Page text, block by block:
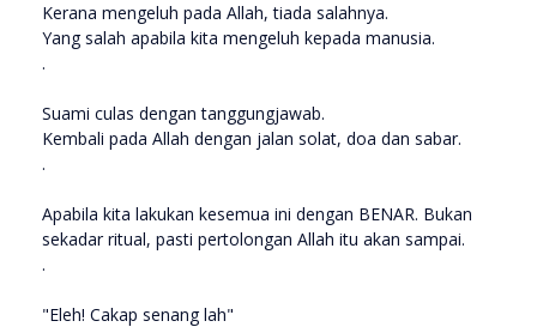
Kerana mengeluh pada Allah, tiada salahnya.
Yang salah apabila kita mengeluh kepada manusia.
.
Suami culas dengan tanggungjawab.
Kembali pada Allah dengan jalan solat, doa dan sabar.
.
Apabila kita lakukan kesemua ini dengan BENAR. Bukan
sekadar ritual, pasti pertolongan Allah itu akan sampai.
.
"Eleh! Cakap senang lah"